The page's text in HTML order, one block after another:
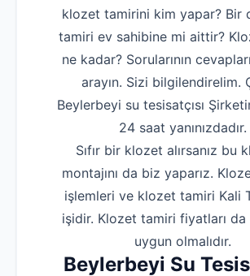
klozet tamirini kim yapar? Bir
tamiri ev sahibine mi aittir?
ne kadar? Sorularının
arayın. Sizi bilgilendirelim.
Beylerbeyi su tesisatçısı
24 saat yanınızdadır.
Sıfır bir klozet alırsanız bu
montajını da biz yaparız.
işlemleri ve klozet tamiri Kali
işidir. Klozet tamiri fiyatları
uygun olmalıdır.
Beylerbeyi Su